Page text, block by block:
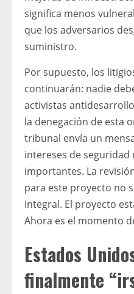
significa menos
que los adversarios
suministro.
Por supuesto, los
continuarán: nadie
activistas
la denegación de esta
tribunal envía un
intereses de seguridad
importantes. La
para este proyecto no
integral. El proyecto
Ahora es el momento
Estados
finalmente